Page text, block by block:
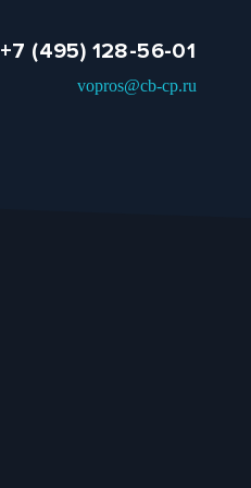
+7 (495) 128-56-01
vopros@cb-cp.ru